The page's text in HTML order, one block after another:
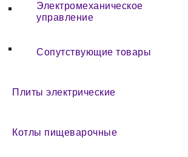
Электромеханическое
управление
Сопутствующие товары
Плиты электрические
Котлы пищеварочные